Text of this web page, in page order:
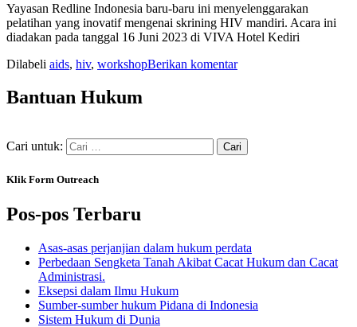
Yayasan Redline Indonesia baru-baru ini menyelenggarakan
pelatihan yang inovatif mengenai skrining HIV mandiri. Acara ini
diadakan pada tanggal 16 Juni 2023 di VIVA Hotel Kediri
Dilabeli aids, hiv, workshopBerikan komentar
Bantuan Hukum
Cari untuk:
Klik Form Outreach
Pos-pos Terbaru
Asas-asas perjanjian dalam hukum perdata
Perbedaan Sengketa Tanah Akibat Cacat Hukum dan Cacat
Administrasi.
Eksepsi dalam Ilmu Hukum
Sumber-sumber hukum Pidana di Indonesia
Sistem Hukum di Dunia